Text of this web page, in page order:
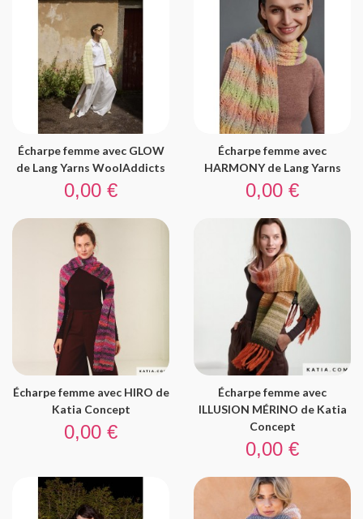
Écharpe femme avec GLOW
de Lang Yarns WoolAddicts
Prix
0,00 €
Écharpe femme avec
HARMONY de Lang Yarns
Prix
0,00 €
Écharpe femme avec HIRO de
Katia Concept
Prix
0,00 €
Écharpe femme avec
ILLUSION MÉRINO de Katia
Concept
Prix
0,00 €